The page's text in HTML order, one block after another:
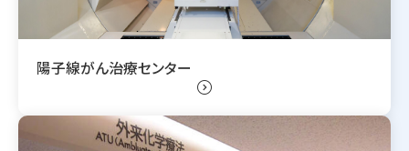
陽子線がん治療センター
expand_circle_right